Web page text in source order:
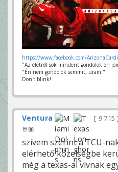
https://www.facebook.com/
"Az életről sok mindent gondolok én
"Én nem gondolok semmit, uram."
Don't blink!
Ventura 9 715
🤘🏽
szívem szerint a TCU-
elérhető közelségbe
még a texas-al vívnak